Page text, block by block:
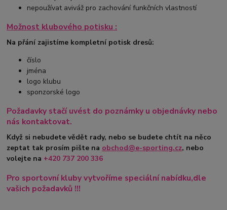
nepoužívat aviváž pro zachování funkčních vlastností
Možnost klubového potisku :
Na přání zajistíme kompletní potisk dresů:
číslo
jména
logo klubu
sponzorské logo
Požadavky stačí uvést do poznámky u objednávky nebo
nás kontaktovat.
Když si nebudete vědět rady, nebo se budete chtít na něco
zeptat tak prosím pište na obchod@e-sporting.cz, nebo
volejte na +420 737 200 336
Pro sportovní kluby vytvoříme speciální nabídku,dle
vašich požadavků !!!